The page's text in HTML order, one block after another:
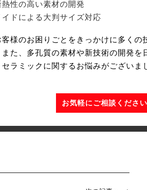
熱性の高い素材の開発
イドによる大判サイズ対応
客様のお困りごとをきっかけに多くの
また、多孔質の素材や新技術の開発を
セラミックに関するお悩みがございま
お気軽にご相談ください